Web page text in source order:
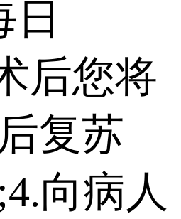
日
后您将
复苏
向病人